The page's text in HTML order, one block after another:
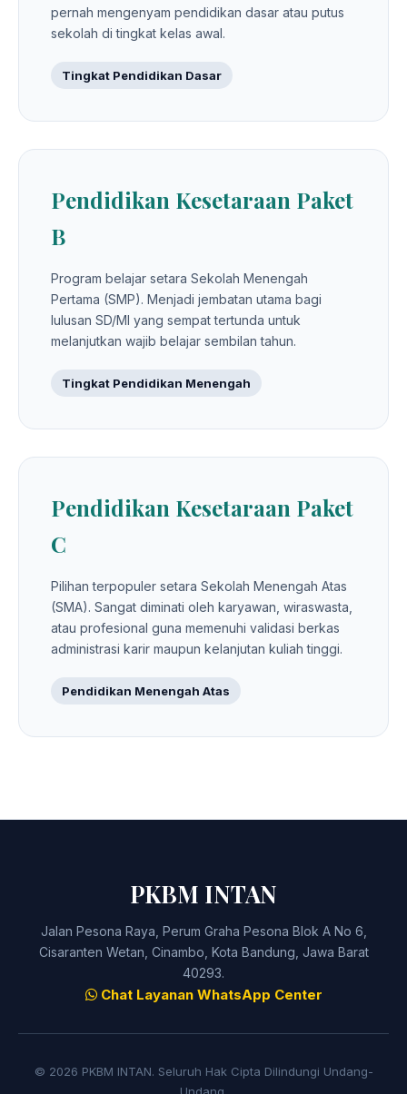
pernah mengenyam pendidikan dasar atau putus
sekolah di tingkat kelas awal.
Tingkat Pendidikan Dasar
Pendidikan Kesetaraan Paket
B
Program belajar setara Sekolah Menengah
Pertama (SMP). Menjadi jembatan utama bagi
lulusan SD/MI yang sempat tertunda untuk
melanjutkan wajib belajar sembilan tahun.
Tingkat Pendidikan Menengah
Pendidikan Kesetaraan Paket
C
Pilihan terpopuler setara Sekolah Menengah Atas
(SMA). Sangat diminati oleh karyawan, wiraswasta,
atau profesional guna memenuhi validasi berkas
administrasi karir maupun kelanjutan kuliah tinggi.
Pendidikan Menengah Atas
PKBM INTAN
Jalan Pesona Raya, Perum Graha Pesona Blok A No 6,
Cisaranten Wetan, Cinambo, Kota Bandung, Jawa Barat
40293.
Chat Layanan WhatsApp Center
© 2026 PKBM INTAN. Seluruh Hak Cipta Dilindungi Undang-
Undang.